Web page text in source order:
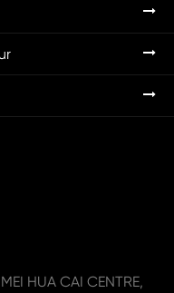
HUA CAI CENTRE,